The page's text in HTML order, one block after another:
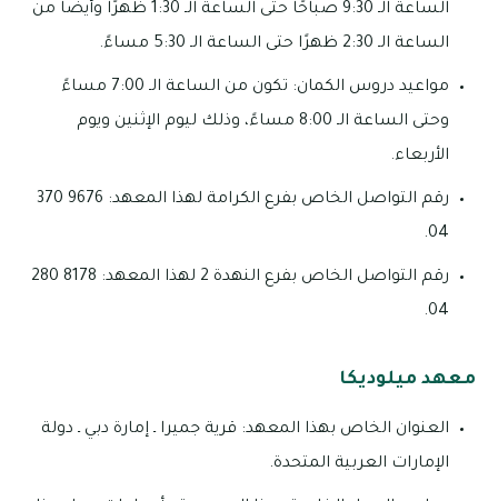
الساعة الـ 9:30 صباحًا حتى الساعة الـ 1:30 ظهرًا وأيضًا من
الساعة الـ 2:30 ظهرًا حتى الساعة الـ 5:30 مساءً.
مواعيد دروس الكمان: تكون من الساعة الـ 7:00 مساءً
وحتى الساعة الـ 8:00 مساءً، وذلك ليوم الإثنين ويوم
الأربعاء.
رقم التواصل الخاص بفرع الكرامة لهذا المعهد: 9676 370
04.
رقم التواصل الخاص بفرع النهدة 2 لهذا المعهد: 8178 280
04.
معهد ميلوديكا
العنوان الخاص بهذا المعهد: قرية جميرا ـ إمارة دبي ـ دولة
الإمارات العربية المتحدة.